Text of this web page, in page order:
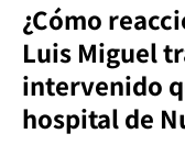
¿Cómo
Luis Miguel
intervenido
hospital de